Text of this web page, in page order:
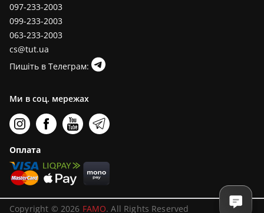
097-233-2003
099-233-2003
063-233-2003
cs@tut.ua
Пишіть в Телеграм:
Ми в соц. мережах
Оплата
Copyright © 2026 FAMO. All Rights Reserved